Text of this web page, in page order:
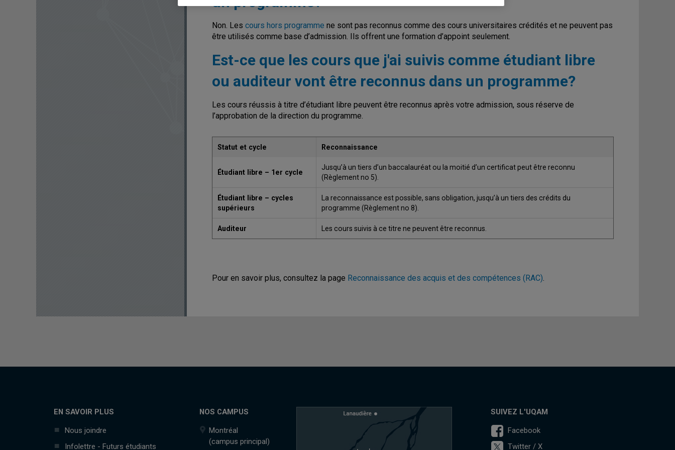
Non. Les cours hors programme ne sont pas reconnus comme des cours universitaires crédités et ne peuvent pas
être utilisés comme base d’admission. Ils offrent une formation d’appoint seulement.
Est-ce que les cours que j'ai suivis comme étudiant libre
ou auditeur vont être reconnus dans un programme?
Les cours réussis à titre d’étudiant libre peuvent être reconnus après votre admission, sous réserve de
l’approbation de la direction du programme.
Statut et cycle Reconnaissance
Étudiant libre – 1er cycle
Jusqu’à un tiers d’un baccalauréat ou la moitié d’un certificat peut être reconnu
(Règlement no 5).
Étudiant libre – cycles
supérieurs
La reconnaissance est possible, sans obligation, jusqu’à un tiers des crédits du
programme (Règlement no 8).
Auditeur Les cours suivis à ce titre ne peuvent être reconnus.
Pour en savoir plus, consultez la page Reconnaissance des acquis et des compétences (RAC).
EN SAVOIR PLUS
Nous joindre
Infolettre - Futurs étudiants
NOS CAMPUS
Montréal
(campus principal)
SUIVEZ L'UQAM
Facebook
Twitter / X